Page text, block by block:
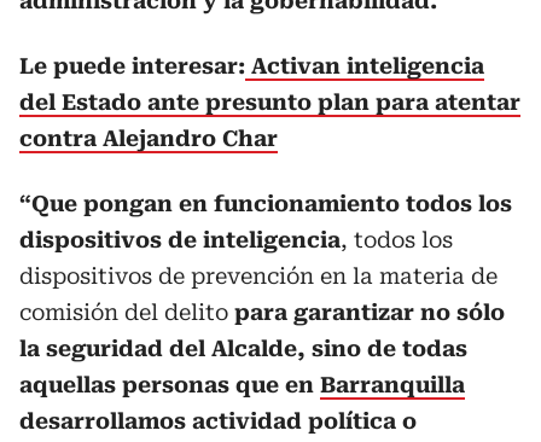
Le puede interesar: Activan inteligencia
del Estado ante presunto plan para atentar
contra Alejandro Char
“Que pongan en funcionamiento todos los
dispositivos de inteligencia, todos los
dispositivos de prevención en la materia de
comisión del delito para garantizar no sólo
la seguridad del Alcalde, sino de todas
aquellas personas que en Barranquilla
desarrollamos actividad política o